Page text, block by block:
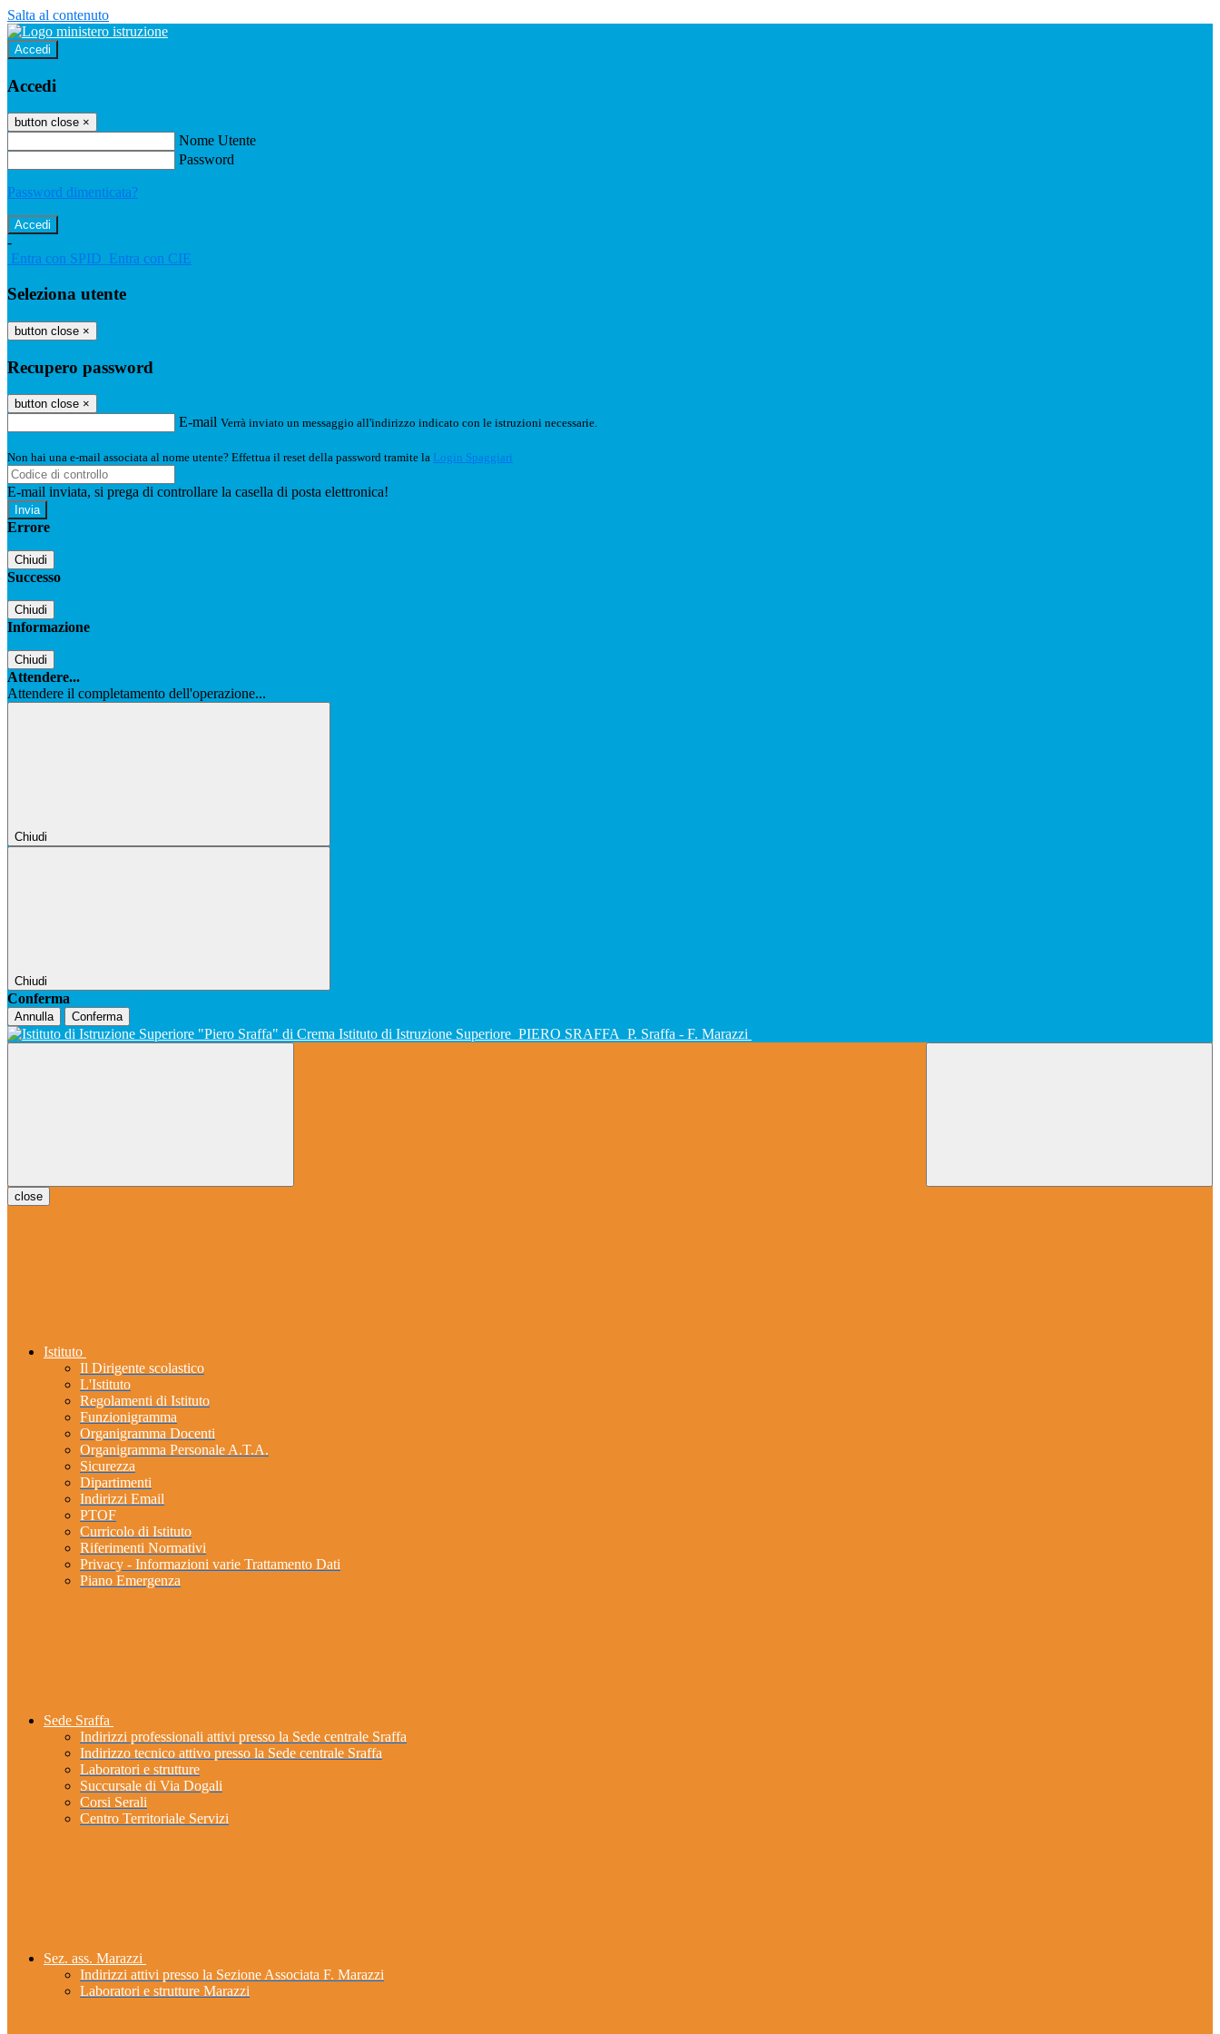
Salta al contenuto
Accedi
Accedi
button close ×
Nome Utente
Password
Password dimenticata?
-
Entra con SPID Entra con CIE
Seleziona utente
button close ×
Recupero password
button close ×
E-mail Verrà inviato un messaggio all'indirizzo indicato con le istruzioni necessarie.
Non hai una e-mail associata al nome utente? Effettua il reset della password tramite la Login Spaggiari
E-mail inviata, si prega di controllare la casella di posta elettronica!
Errore
Chiudi
Successo
Chiudi
Informazione
Chiudi
Attendere...
Attendere il completamento dell'operazione...
Chiudi
Chiudi
Conferma
Annulla Conferma
Istituto di Istruzione Superiore PIERO SRAFFA P. Sraffa - F. Marazzi
close
Istituto
Il Dirigente scolastico
L'Istituto
Regolamenti di Istituto
Funzionigramma
Organigramma Docenti
Organigramma Personale A.T.A.
Sicurezza
Dipartimenti
Indirizzi Email
PTOF
Curricolo di Istituto
Riferimenti Normativi
Privacy - Informazioni varie Trattamento Dati
Piano Emergenza
Sede Sraffa
Indirizzi professionali attivi presso la Sede centrale Sraffa
Indirizzo tecnico attivo presso la Sede centrale Sraffa
Laboratori e strutture
Succursale di Via Dogali
Corsi Serali
Centro Territoriale Servizi
Sez. ass. Marazzi
Indirizzi attivi presso la Sezione Associata F. Marazzi
Laboratori e strutture Marazzi